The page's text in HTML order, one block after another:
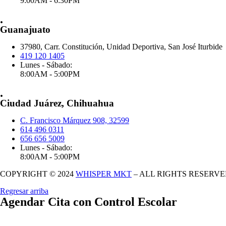
.
Guanajuato
37980, Carr. Constitución, Unidad Deportiva, San José Iturbide
419 120 1405
Lunes - Sábado:
8:00AM - 5:00PM
.
Ciudad Juárez, Chihuahua
C. Francisco Márquez 908, 32599
614 496 0311
656 656 5009
Lunes - Sábado:
8:00AM - 5:00PM
COPYRIGHT © 2024 WHISPER MKT – ALL RIGHTS
Regresar arriba
Agendar Cita con Control Escolar